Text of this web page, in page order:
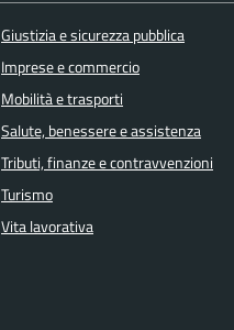
Giustizia e sicurezza pubblica
Imprese e commercio
Mobilità e trasporti
Salute, benessere e assistenza
Tributi, finanze e contravvenzioni
Turismo
Vita lavorativa